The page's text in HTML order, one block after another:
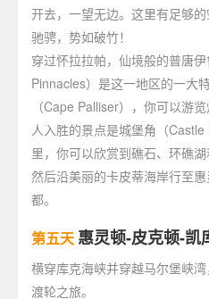
开去，一望无边。这里有足够
驰骋，势如破竹！
穿过怀拉拉帕，仙境般的普唐
Pinnacles）是这一地区的一大
（Cape Palliser），你可以游
人入胜的景点是城堡角（
里，你可以欣赏到礁石、环礁湖
然后沿美丽的卡皮蒂海岸行至
都。
第五天 惠灵顿-皮克顿-凯
横穿库克海峡并穿越马尔堡峡
渡轮之旅。